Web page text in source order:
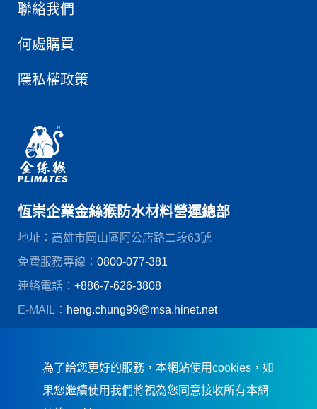
聯絡我們
何處購買
隱私權政策
恆崇企業金絲猴防水材料營運總部
地址：高雄市岡山區阿公店路二段63號
免費服務專線： 0800-077-381
連絡電話： +886-7-626-3808
E-MAIL： heng.chung99@msa.hinet.net
為了給您更好的服務，本網站使用cookies，如
果您繼續使用我們將視為您同意接收所有本網